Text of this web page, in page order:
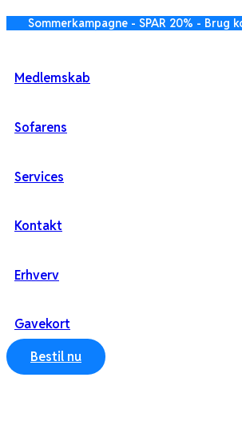
Sommerkampagne - SPAR 20% - Brug
Medlemskab
Sofarens
Services
Kontakt
Erhverv
Gavekort
Bestil nu